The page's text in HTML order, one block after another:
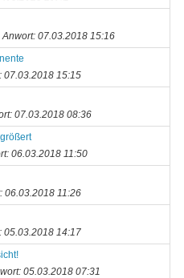
Anwort: 07.03.2018 15:16
07.03.2018 15:15
07.03.2018 08:36
06.03.2018 11:50
06.03.2018 11:26
05.03.2018 14:17
05.03.2018 07:31